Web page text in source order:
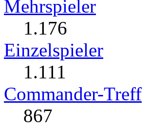
Mehrspieler
1.176
Einzelspieler
1.111
Commander-Treff
867